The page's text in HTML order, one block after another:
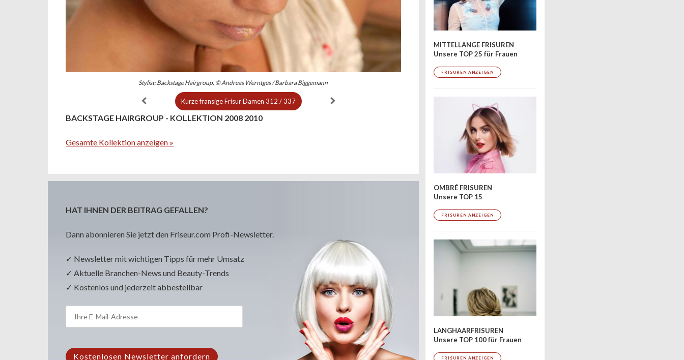
Stylist: Backstage Hairgroup, © Andreas Werntges / Barbara Biggemann
Kurze fransige Frisur Damen 312 / 337
BACKSTAGE HAIRGROUP - KOLLEKTION 2008 2010
Gesamte Kollektion anzeigen »
HAT IHNEN DER BEITRAG GEFALLEN?
Dann abonnieren Sie jetzt den Friseur.com Profi-Newsletter.
✓ Newsletter mit wichtigen Tipps für mehr Umsatz
✓ Aktuelle Branchen-News und Beauty-Trends
✓ Kostenlos und jederzeit abbestellbar
MITTELLANGE FRISUREN
Unsere TOP 25 für Frauen
FRISUREN ANZEIGEN
OMBRÉ FRISUREN
Unsere TOP 15
FRISUREN ANZEIGEN
LANGHAARFRISUREN
Unsere TOP 100 für Frauen
FRISUREN ANZEIGEN